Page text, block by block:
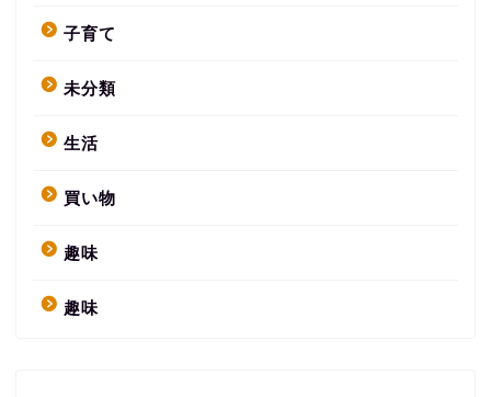
子育て
未分類
生活
買い物
趣味
趣味